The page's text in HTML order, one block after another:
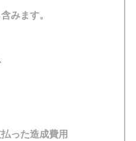
みます。
った造成費用